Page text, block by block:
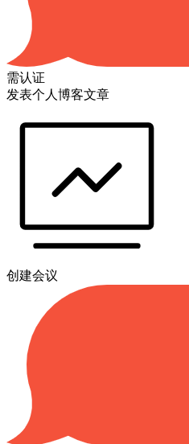
需认证
发表个人博客文章
创建会议